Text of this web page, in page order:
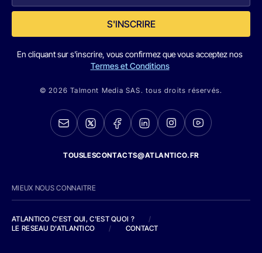
S'INSCRIRE
En cliquant sur s'inscrire, vous confirmez que vous acceptez nos
Termes et Conditions
© 2026 Talmont Media SAS. tous droits réservés.
TOUSLESCONTACTS@ATLANTICO.FR
MIEUX NOUS CONNAITRE
ATLANTICO C'EST QUI, C'EST QUOI ?
/
LE RESEAU D'ATLANTICO
/ CONTACT